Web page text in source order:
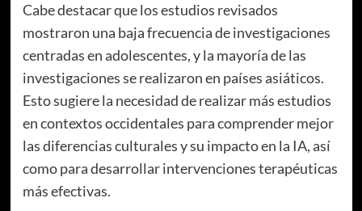
Cabe destacar que los estudios revisados
mostraron una baja frecuencia de investigaciones
centradas en adolescentes, y la mayoría de las
investigaciones se realizaron en países asiáticos.
Esto sugiere la necesidad de realizar más estudios
en contextos occidentales para comprender mejor
las diferencias culturales y su impacto en la IA, así
como para desarrollar intervenciones terapéuticas
más efectivas.